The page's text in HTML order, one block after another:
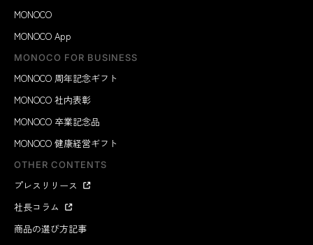
MONOCO
MONOCO App
MONOCO FOR BUSINESS
MONOCO 周年記念ギフト
MONOCO 社内表彰
MONOCO 卒業記念品
MONOCO 健康経営ギフト
OTHER CONTENTS
プレスリリース
社長コラム
商品の選び方記事